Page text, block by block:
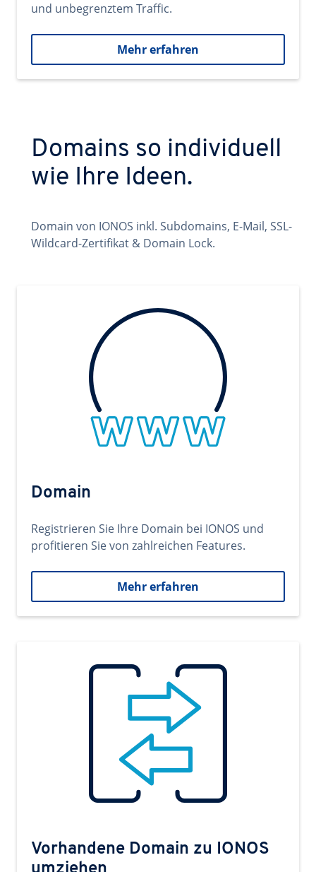
und unbegrenztem Traffic.
Mehr erfahren
Domains so individuell
wie Ihre Ideen.
Domain von IONOS inkl. Subdomains, E-Mail, SSL-
Wildcard-Zertifikat & Domain Lock.
Domain
Registrieren Sie Ihre Domain bei IONOS und
profitieren Sie von zahlreichen Features.
Mehr erfahren
Vorhandene Domain zu IONOS